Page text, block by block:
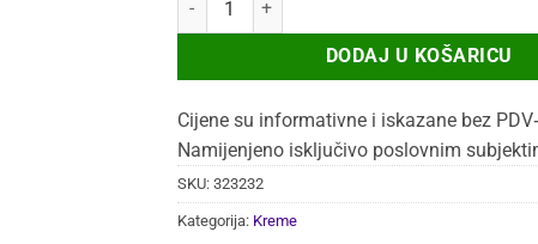
bila
je:
1,62 €.
1,23 €.
DODAJ U KOŠARICU
Cijene su informativne i iskazane bez
Namijenjeno isključivo poslovnim
SKU: 323232
Kategorija: Kreme